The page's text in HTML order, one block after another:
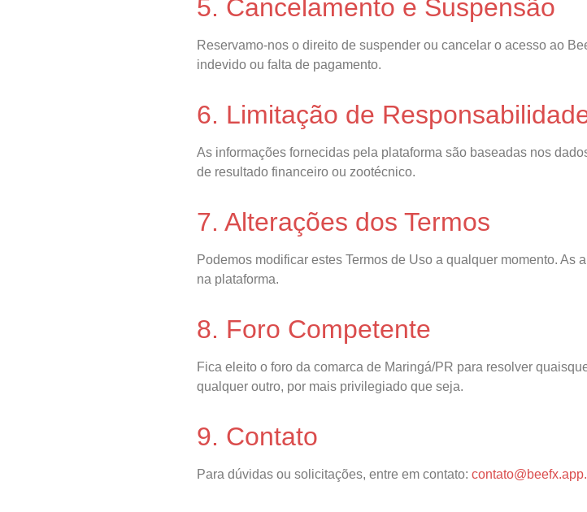
5. Cancelamento e Suspensão
Reservamo-nos o direito de suspender ou cancelar o acesso ao
indevido ou falta de pagamento.
6. Limitação de
As informações fornecidas pela plataforma são baseadas nos
de resultado financeiro ou zootécnico.
7. Alterações dos Termos
Podemos modificar estes Termos de Uso a qualquer momento.
na plataforma.
8. Foro Competente
Fica eleito o foro da comarca de Maringá/PR para resolver
qualquer outro, por mais privilegiado que seja.
9. Contato
Para dúvidas ou solicitações, entre em contato: